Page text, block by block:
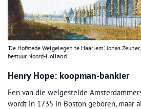
‘De Hofstede Welgelegen te Haarlem’, Jonas
bestuur Noord-Holland.
Henry Hope: koopman-bankier
Een van die welgestelde
wordt in 1735 in Boston geboren, maar